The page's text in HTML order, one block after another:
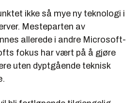
ikke så mye ny teknologi i
Mesteparten av
allerede i andre Microsoft-
fokus har vært på å gjøre
uten dyptgående teknisk